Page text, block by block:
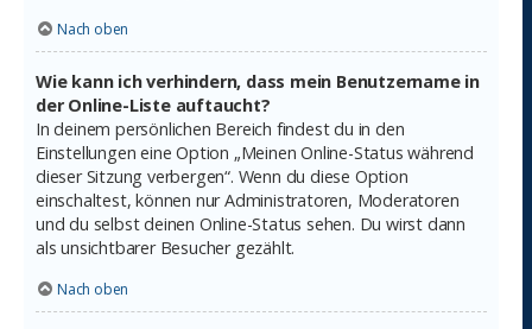
Nach oben
Wie kann ich verhindern, dass mein Benutzername in
der Online-Liste auftaucht?
In deinem persönlichen Bereich findest du in den
Einstellungen eine Option „Meinen Online-Status während
dieser Sitzung verbergen“. Wenn du diese Option
einschaltest, können nur Administratoren, Moderatoren
und du selbst deinen Online-Status sehen. Du wirst dann
als unsichtbarer Besucher gezählt.
Nach oben